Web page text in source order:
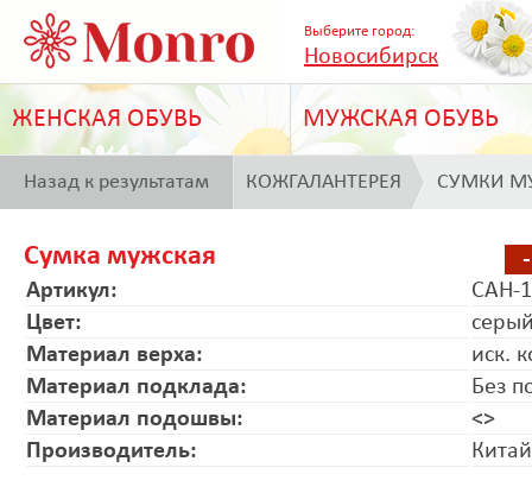
Выберите город:
Новосибирск
ЖЕНСКАЯ ОБУВЬ МУЖСКАЯ ОБУВЬ
Назад к результатам КОЖГАЛАНТЕРЕЯ СУМКИ
Сумка мужская
Артикул:
CAH-
Цвет:
Материал верха:
иск.
Материал подклада:
Без
Материал подошвы:
<>
Производитель:
Китай